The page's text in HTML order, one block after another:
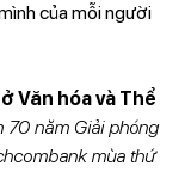
của mỗi người
Văn hóa và Thể
70 năm Giải phóng
mùa thứ